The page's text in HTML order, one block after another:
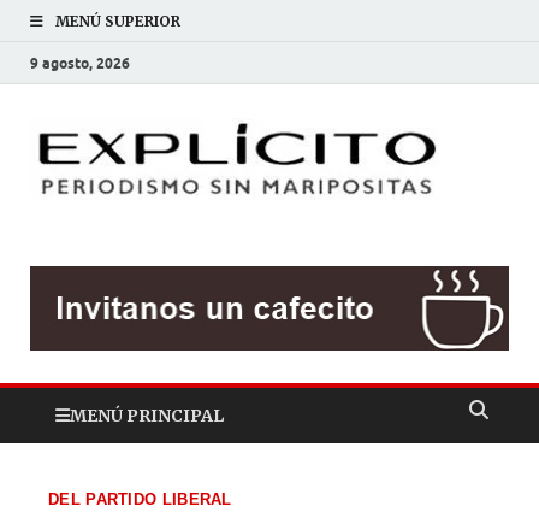
MENÚ SUPERIOR
9 agosto, 2026
MENÚ PRINCIPAL
DEL PARTIDO LIBERAL